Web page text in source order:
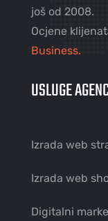
još od 2008.
Ocjene
Business.
USLUGE
Izrada web
Izrada web
Digitalni